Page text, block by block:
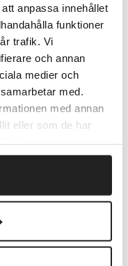
anpassa innehållet
funktioner
trafik. Vi
och annan
medier och
med.
med annan
eller som de har
9 liter våd og 15 liter
håndtag til når der
til
1.900,-
bestilling